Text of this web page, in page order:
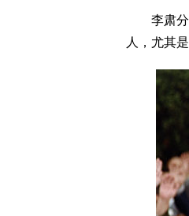
李肃分析
人，尤其